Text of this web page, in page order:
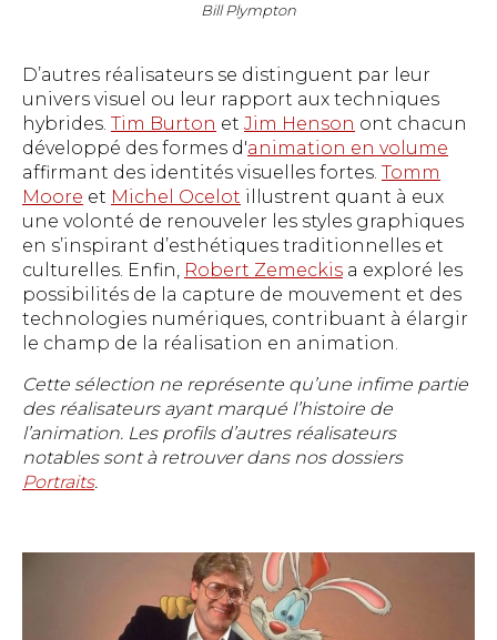
Bill Plympton
D’autres réalisateurs se distinguent par leur
univers visuel ou leur rapport aux techniques
hybrides. Tim Burton et Jim Henson ont chacun
développé des formes d'animation en volume
affirmant des identités visuelles fortes. Tomm
Moore et Michel Ocelot illustrent quant à eux
une volonté de renouveler les styles graphiques
en s’inspirant d’esthétiques traditionnelles et
culturelles. Enfin, Robert Zemeckis a exploré les
possibilités de la capture de mouvement et des
technologies numériques, contribuant à élargir
le champ de la réalisation en animation.
Cette sélection ne représente qu’une infime partie
des réalisateurs ayant marqué l’histoire de
l’animation. Les profils d’autres réalisateurs
notables sont à retrouver dans nos dossiers
Portraits.